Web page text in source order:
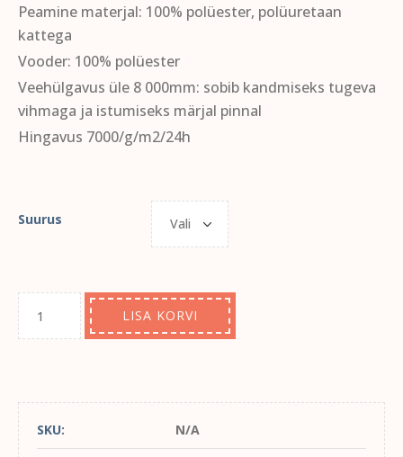
Peamine materjal: 100% polüester, polüuretaan
kattega
Vooder: 100% polüester
Veehülgavus üle 8 000mm: sobib kandmiseks tugeva
vihmaga ja istumiseks märjal pinnal
Hingavus 7000/g/m2/24h
Suurus
LISA KORVI
SKU: N/A